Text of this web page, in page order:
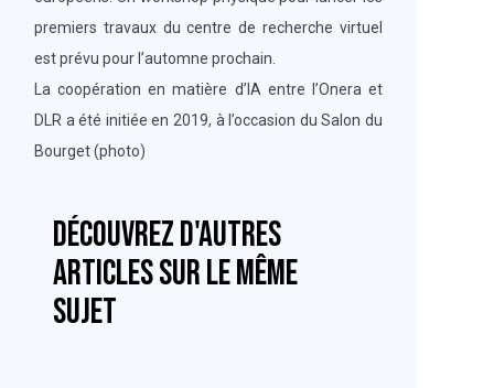
premiers travaux du centre de recherche virtuel
est prévu pour l’automne prochain.
La coopération en matière d’IA entre l’Onera et
DLR a été initiée en 2019, à l’occasion du Salon du
Bourget (photo)
Découvrez d'autres
articles sur le même
sujet